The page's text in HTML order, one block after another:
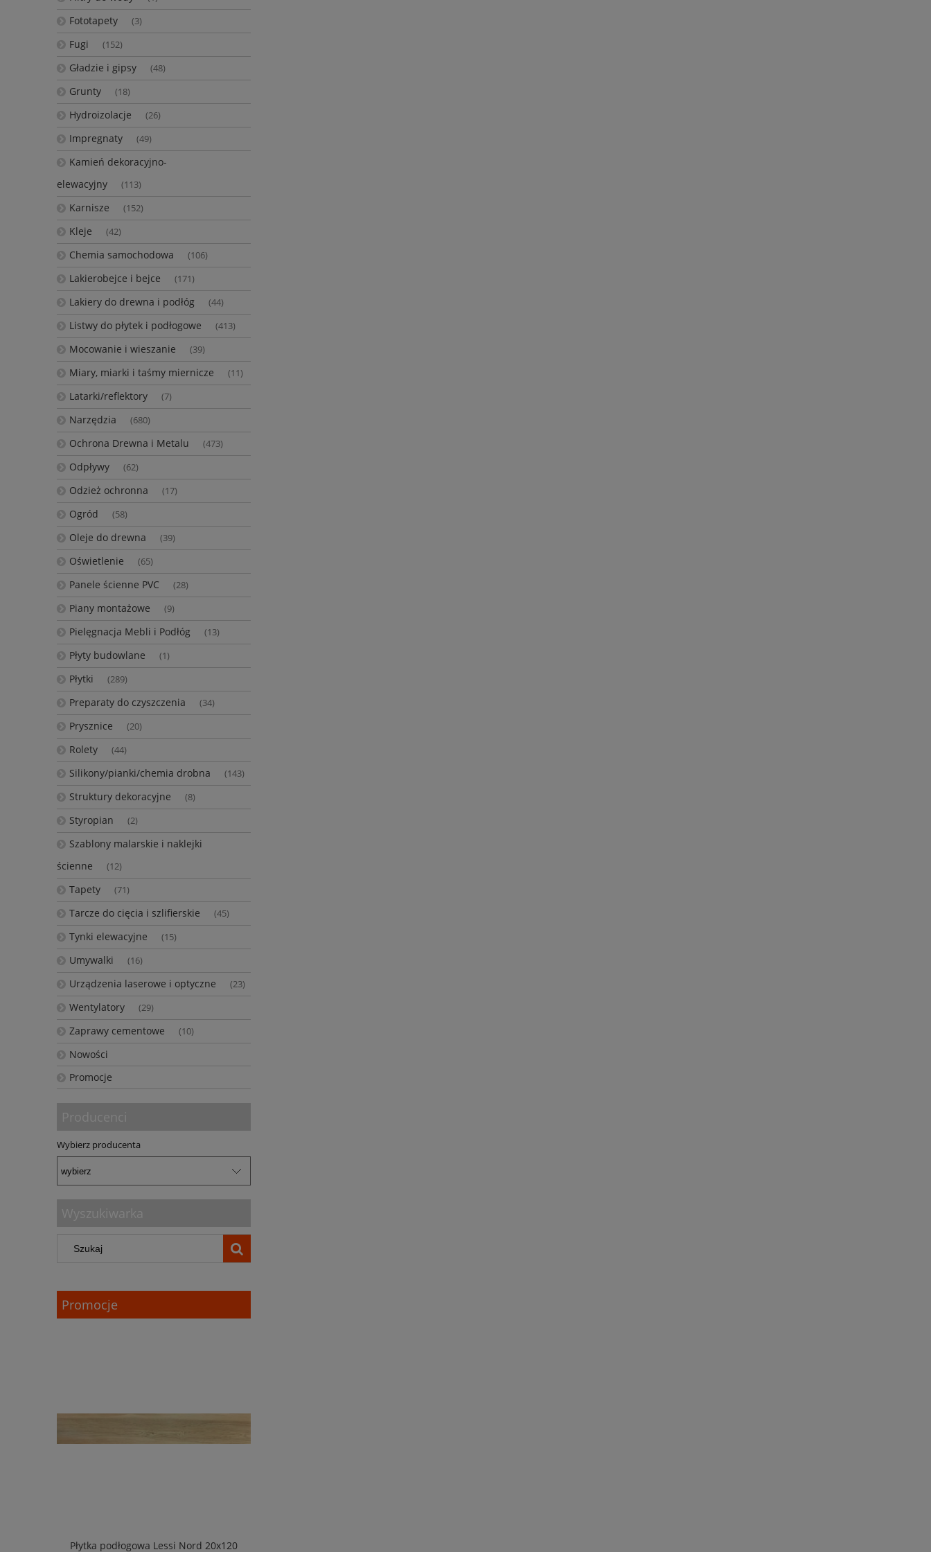
Fototapety (3)
Fugi (152)
Gładzie i gipsy (48)
Grunty (18)
Hydroizolacje (26)
Impregnaty (49)
Kamień dekoracyjno-
elewacyjny
(113)
Karnisze (152)
Kleje (42)
Chemia samochodowa (106)
Lakierobejce i bejce (171)
Lakiery do drewna i podłóg (44)
Listwy do płytek i podłogowe (413)
Mocowanie i wieszanie (39)
Miary, miarki i taśmy miernicze (11)
Latarki/reflektory (7)
Narzędzia (680)
Ochrona Drewna i Metalu (473)
Odpływy (62)
Odzież ochronna (17)
Ogród (58)
Oleje do drewna (39)
Oświetlenie (65)
Panele ścienne PVC (28)
Piany montażowe (9)
Pielęgnacja Mebli i Podłóg (13)
Płyty budowlane (1)
Płytki (289)
Preparaty do czyszczenia (34)
Prysznice (20)
Rolety (44)
Silikony/pianki/chemia drobna (143)
Struktury dekoracyjne (8)
Styropian (2)
Szablony malarskie i naklejki
ścienne
(12)
Tapety (71)
Tarcze do cięcia i szlifierskie (45)
Tynki elewacyjne (15)
Umywalki (16)
Urządzenia laserowe i optyczne (23)
Wentylatory (29)
Zaprawy cementowe (10)
Nowości
Promocje
Producenci
Wybierz producenta
Wyszukiwarka
Promocje
Płytka podłogowa Lessi Nord 20x120